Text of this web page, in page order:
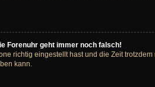
Forenuhr geht immer noch falsch!
richtig eingestellt hast und die Zeit
kann.